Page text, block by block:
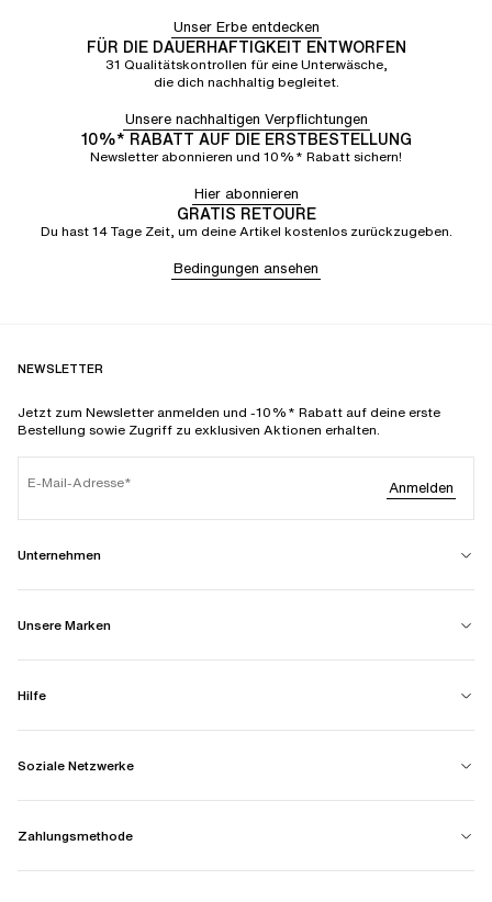
Unser Erbe entdecken
FÜR DIE DAUERHAFTIGKEIT ENTWORFEN
31 Qualitätskontrollen für eine Unterwäsche,
die dich nachhaltig begleitet.
Unsere nachhaltigen Verpflichtungen
10%* RABATT AUF DIE ERSTBESTELLUNG
Newsletter abonnieren und 10%* Rabatt sichern!
Hier abonnieren
GRATIS RETOURE
Du hast 14 Tage Zeit, um deine Artikel kostenlos zurückzugeben.
Bedingungen ansehen
NEWSLETTER
Jetzt zum Newsletter anmelden und -10%* Rabatt auf deine erste
Bestellung sowie Zugriff zu exklusiven Aktionen erhalten.
E-Mail-Adresse Anmelden
Unternehmen
Unsere Marken
Hilfe
Soziale Netzwerke
Zahlungsmethode